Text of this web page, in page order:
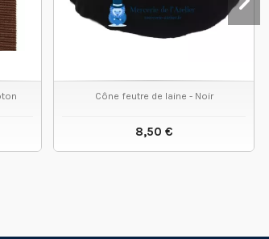
Cône feutre de laine - Noir
8,50 €
VOIR LE PRODUIT